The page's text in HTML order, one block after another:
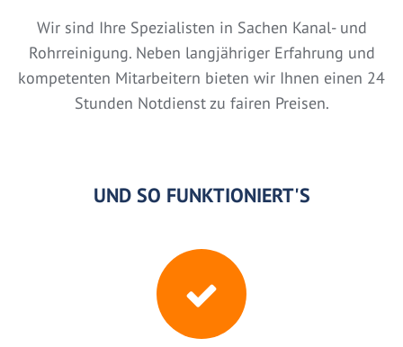
Wir sind Ihre Spezialisten in Sachen Kanal- und
Rohrreinigung. Neben langjähriger Erfahrung und
kompetenten Mitarbeitern bieten wir Ihnen einen 24
Stunden Notdienst zu fairen Preisen.
UND SO FUNKTIONIERT'S